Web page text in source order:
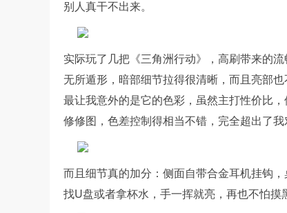
别人真干不出来。
实际玩了几把《三角洲行动》，高刷带来的
无所遁形，暗部细节拉得很清晰，而且亮部也
最让我意外的是它的色彩，虽然主打性价比
修修图，色差控制得相当不错，完全超出了我
而且细节真的加分：侧面自带合金耳机挂钩
找U盘或者拿杯水，手一挥就亮，再也不怕摸